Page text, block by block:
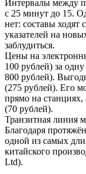
Интервалы между
с 25 минут до 15.
нет: составы
указателей на
заблудиться.
Цены на
100 рублей) за
800 рублей).
(275 рублей). Его
прямо на станциях,
(70 рублей).
Транзитная линия
Благодаря
одной из самых
китайского
Ltd).